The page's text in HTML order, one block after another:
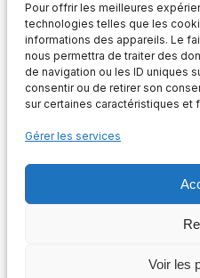
Pour offrir les meilleures
technologies telles que les
informations des appareils. Le
nous permettra de traiter des
de navigation ou les ID uniques
consentir ou de retirer son
sur certaines caractéristiques et
Gérer les services
Voir les
ASSOCIATION INFORMATION ET